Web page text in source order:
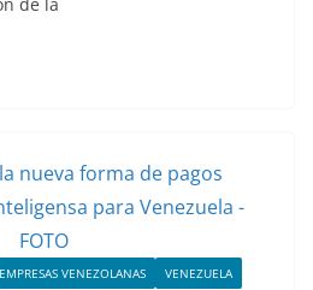
EMPRESAS VENEZOLANAS VENEZUELA